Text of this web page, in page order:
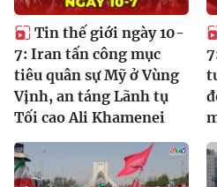
Tin thế giới ngày 10-
7: Iran tấn công mục
tiêu quân sự Mỹ ở Vùng
Vịnh, an táng Lãnh tụ
Tối cao Ali Khamenei